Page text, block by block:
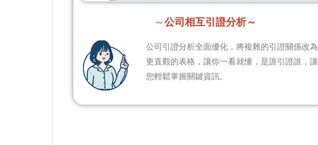
～公司相互引證分析～
公司引證分析全面優化，將複雜的引證關係改為
更直觀的表格，讓你一看就懂，是誰引證誰，讓
您輕鬆掌握關鍵資訊。